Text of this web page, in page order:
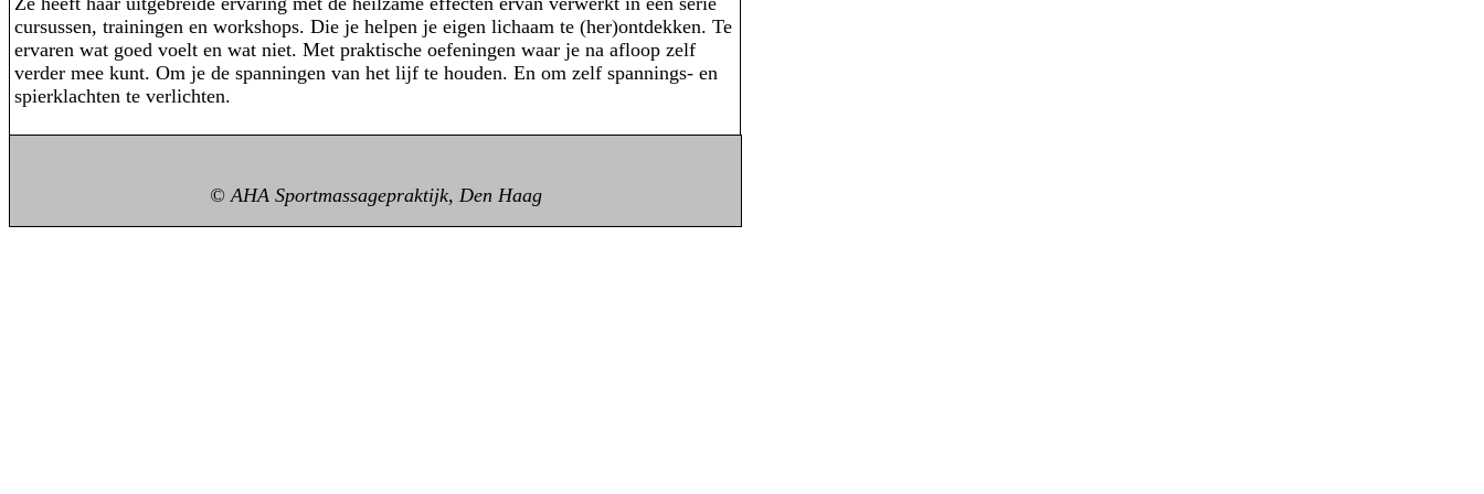
© AHA Sportmassagepraktijk, Den Haag
cursussen, trainingen en workshops. Die je helpen je eigen lichaam te (her)ontdekken. Te
ervaren wat goed voelt en wat niet. Met praktische oefeningen waar je na afloop zelf
verder mee kunt. Om je de spanningen van het lijf te houden. En om zelf spannings- en
spierklachten te verlichten.